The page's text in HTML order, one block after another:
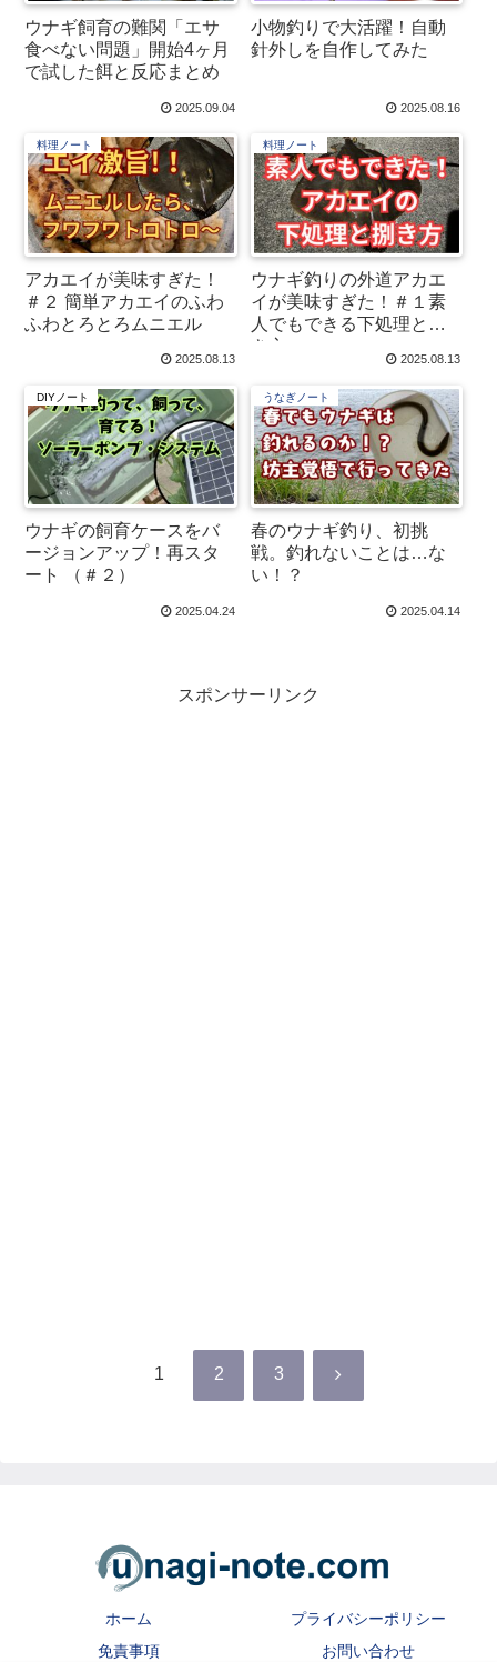
ウナギ飼育の難関「エサ
食べない問題」開始4ヶ月
で試した餌と反応まとめ
2025.09.04
小物釣りで大活躍！自動
針外しを自作してみた
2025.08.16
料理ノート
アカエイが美味すぎた！
＃２ 簡単アカエイのふわ
ふわとろとろムニエル
2025.08.13
料理ノート
ウナギ釣りの外道アカエ
イが美味すぎた！＃１素
人でもできる下処理と捌
き方
2025.08.13
DIYノート
ウナギの飼育ケースをバ
ージョンアップ！再スタ
ート （＃２）
2025.04.24
うなぎノート
春のウナギ釣り、初挑
戦。釣れないことは…な
い！？
2025.04.14
スポンサーリンク
1 2 3 次
ホーム
プライバシーポリシー
免責事項
お問い合わせ